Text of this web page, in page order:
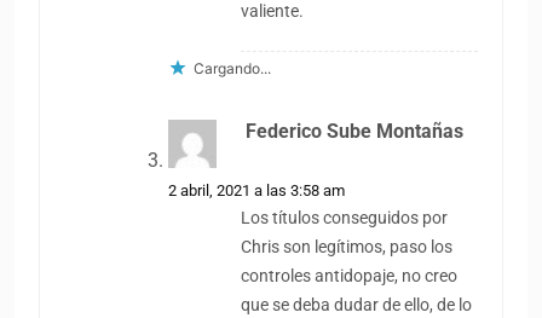
valiente.
Cargando...
Federico Sube Montañas
dice:
2 abril, 2021 a las 3:58 am
Los títulos conseguidos por
Chris son legítimos, paso los
controles antidopaje, no creo
que se deba dudar de ello, de lo